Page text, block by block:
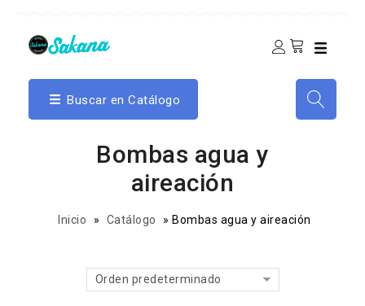
Buscar en Catálogo
Bombas agua y
aireación
Inicio » Catálogo » Bombas agua y aireación
Orden predeterminado